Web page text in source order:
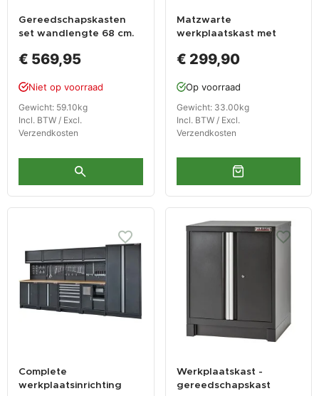
Gereedschapskasten
set wandlengte 68 cm.
metaal omkleed
gereedschapsbord
€ 569,95
Niet op voorraad
Gewicht: 59.10kg
Incl. BTW / Excl.
Verzendkosten
Matzwarte
werkplaatskast met
cm.
€ 299,90
Op voorraad
Gewicht: 33.00kg
Incl. BTW / Excl.
Verzendkosten
Complete
werkplaatsinrichting
Werkplaatskast -
gereedschapskast